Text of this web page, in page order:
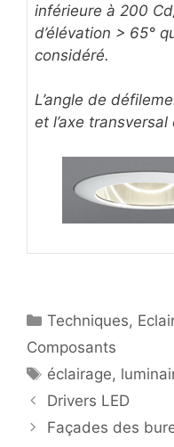
inférieure à 200
d’élévation > 65°
considéré.
L’angle de
et l’axe transversal
Catégories
Techniques,
Composants
Étiquettes
éclairage,
Drivers LED
Façades des